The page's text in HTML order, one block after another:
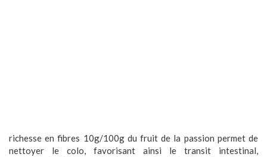
richesse en fibres 10g/100g du fruit de la passion permet de
nettoyer le colo, favorisant ainsi le transit intestinal,